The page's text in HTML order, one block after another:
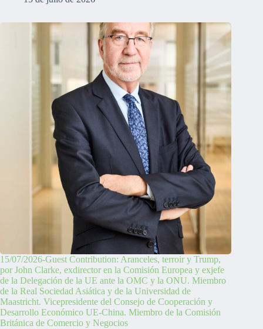
15/07/2026-Guest Contribution: Aranceles, terroir y Trump,
por John Clarke, exdirector en la Comisión Europea y exjefe
de la Delegación de la UE ante la OMC y la ONU. Miembro
de la Real Sociedad Asiática y de la Universidad de
Maastricht. Vicepresidente del Consejo de Cooperación y
Desarrollo Económico UE-China. Miembro de la Comisión
Británica de Comercio y Negocios